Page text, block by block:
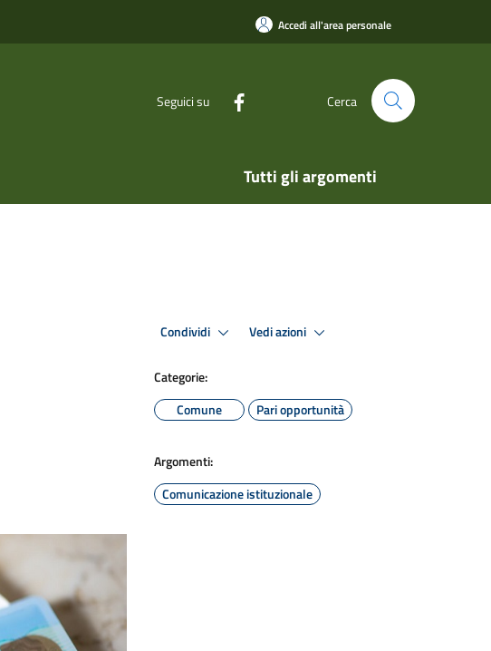
Accedi all'area personale
Seguici su Cerca
Tutti gli argomenti
Condividi Vedi azioni
Categorie:
Comune
Pari opportunità
Argomenti:
Comunicazione istituzionale